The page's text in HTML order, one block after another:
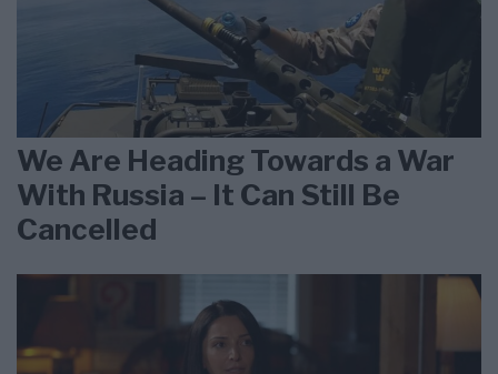
We Are Heading Towards a War
With Russia – It Can Still Be
Cancelled